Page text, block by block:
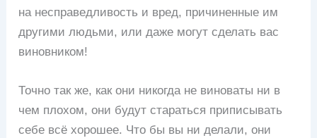
на несправедливость и вред, причиненные им
другими людьми, или даже могут сделать вас
виновником!
Точно так же, как они никогда не виноваты ни в
чем плохом, они будут стараться приписывать
себе всё хорошее. Что бы вы ни делали, они